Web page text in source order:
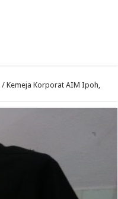
/ Kemeja Korporat AIM Ipoh,